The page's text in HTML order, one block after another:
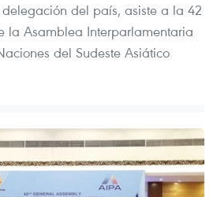
del país, asiste a la 42
la Asamblea Interparlamentaria
del Sudeste Asiático